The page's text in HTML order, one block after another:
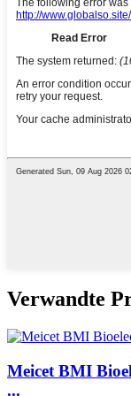
Verwandte
Meicet BMI
...